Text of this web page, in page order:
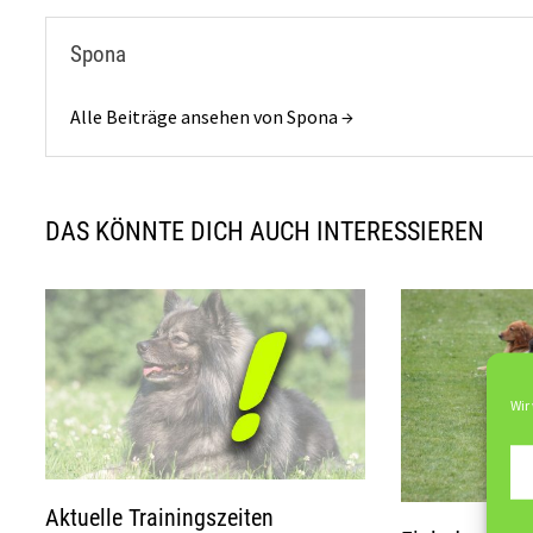
Spona
Alle Beiträge ansehen von Spona →
DAS KÖNNTE DICH AUCH INTERESSIEREN
Aktuelle Trainingszeiten